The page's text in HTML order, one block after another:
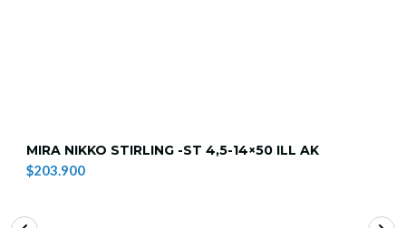
MIRA NIKKO STIRLING -ST 4,5-14×50 ILL AK
$203.900